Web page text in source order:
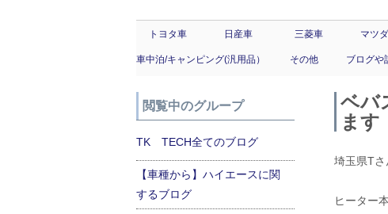
トヨタ車 日産車 三菱車 マツ
車中泊/キャンピング(汎用品） その他 ブログや
ベバ
ます
埼玉県Tさ
ヒーター
閲覧中のグループ
TK TECH全てのブログ
【車種から】ハイエースに関
するブログ